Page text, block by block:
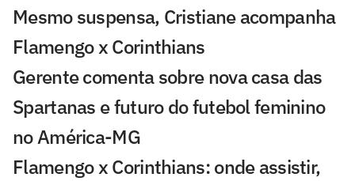
Mesmo suspensa, Cristiane acompanha
Flamengo x Corinthians
Gerente comenta sobre nova casa das
Spartanas e futuro do futebol feminino
no América-MG
Flamengo x Corinthians: onde assistir,